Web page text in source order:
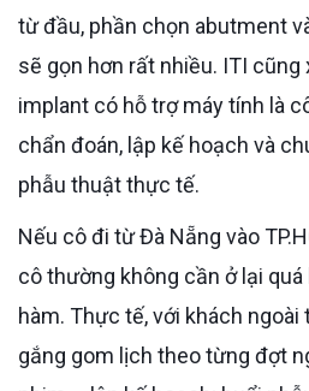
từ đầu, phần chọn abutment
sẽ gọn hơn rất nhiều. ITI
implant có hỗ trợ máy tính là
chẩn đoán, lập kế hoạch và
phẫu thuật thực tế.
Nếu cô đi từ Đà Nẵng vào TP.HCM, trường hợp như
cô thường không cần ở lại
hàm. Thực tế, với khách
gắng gom lịch theo từng đợt